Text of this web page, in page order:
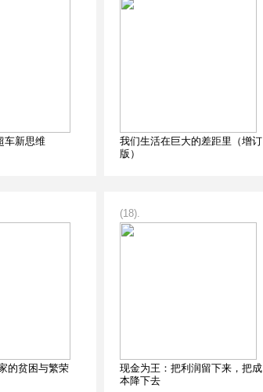
车新思维
我们生活在巨大的差距里（增订
版）
的贫困与繁荣
(18).
现金为王：把利润留下来，把成
本降下去